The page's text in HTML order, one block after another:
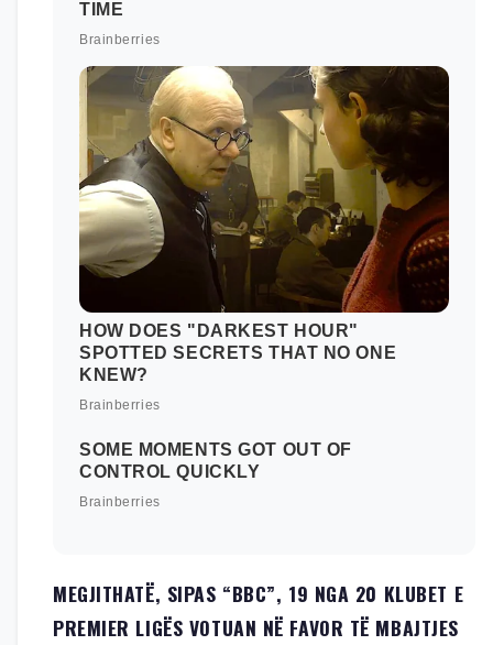
MEGJITHATË, SIPAS “BBC”, 19 NGA 20 KLUBET E
PREMIER LIGËS VOTUAN NË FAVOR TË MBAJTJES